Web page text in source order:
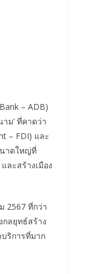
– ADB)
ม’ ที่คาดว่า
– FDI) และ
นาดใหญ่ที่
ละสร้างเมือง
2567 ที่กว่า
กลยุทธ์สร้าง
ริการที่มาก